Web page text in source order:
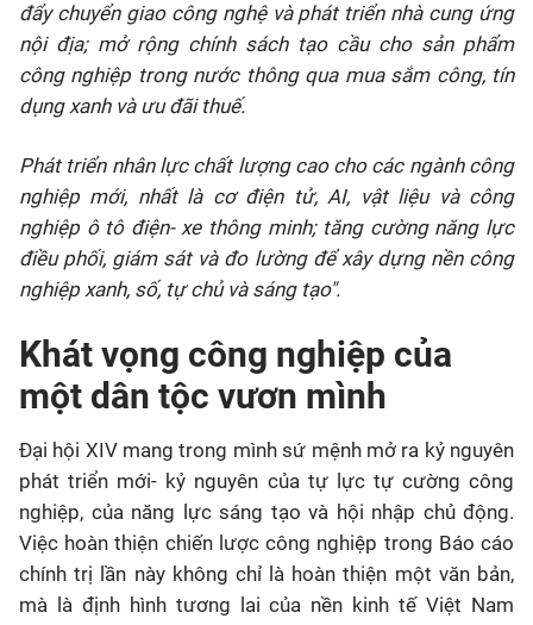
đẩy chuyển giao công nghệ và phát triển nhà cung ứng
nội địa; mở rộng chính sách tạo cầu cho sản phẩm
công nghiệp trong nước thông qua mua sắm công, tín
dụng xanh và ưu đãi thuế.
Phát triển nhân lực chất lượng cao cho các ngành công
nghiệp mới, nhất là cơ điện tử, AI, vật liệu và công
nghiệp ô tô điện- xe thông minh; tăng cường năng lực
điều phối, giám sát và đo lường để xây dựng nền công
nghiệp xanh, số, tự chủ và sáng tạo".
Khát vọng công nghiệp của
một dân tộc vươn mình
Đại hội XIV mang trong mình sứ mệnh mở ra kỷ nguyên
phát triển mới- kỷ nguyên của tự lực tự cường công
nghiệp, của năng lực sáng tạo và hội nhập chủ động.
Việc hoàn thiện chiến lược công nghiệp trong Báo cáo
chính trị lần này không chỉ là hoàn thiện một văn bản,
mà là định hình tương lai của nền kinh tế Việt Nam